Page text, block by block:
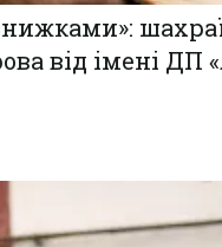
від імені ДП